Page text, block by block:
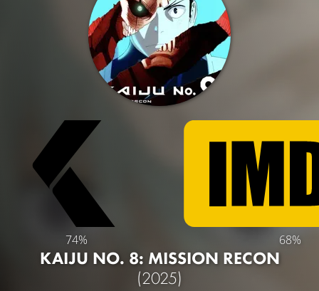
74% 68%
KAIJU NO. 8: MISSION RECON
(2025)